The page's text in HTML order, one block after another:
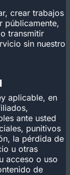
crear trabajos
públicamente,
transmitir
sin nuestro
aplicable, en
ante usted
punitivos
la pérdida de
u otras
acceso o uso
de